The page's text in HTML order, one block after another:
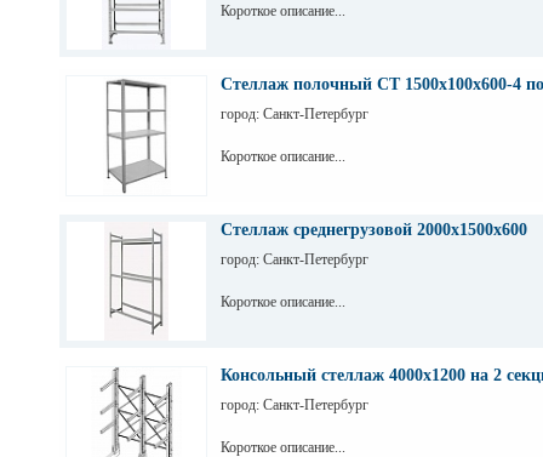
Короткое описание...
Стеллаж полочный СТ 1500х100х600-4
город: Санкт-Петербург
Короткое описание...
Стеллаж среднегрузовой 2000х1500х600
город: Санкт-Петербург
Короткое описание...
Консольный стеллаж 4000х1200 на 2
город: Санкт-Петербург
Короткое описание...